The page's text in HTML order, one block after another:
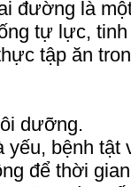
đường là
tự lực,
tập ăn
dưỡng.
yếu, bệnh tật
để thời